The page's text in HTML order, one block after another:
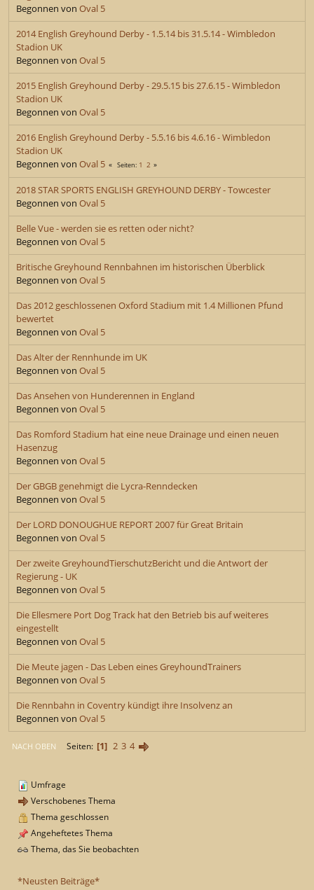
*Neusten Beiträge*
Begonnen von Oval 5
2014 English Greyhound Derby - 1.5.14 bis 31.5.14 - Wimbledon
Stadion UK
Begonnen von Oval 5
2015 English Greyhound Derby - 29.5.15 bis 27.6.15 - Wimbledon
Stadion UK
Begonnen von Oval 5
2016 English Greyhound Derby - 5.5.16 bis 4.6.16 - Wimbledon
Stadion UK
Begonnen von Oval 5 Seiten 1 2
2018 STAR SPORTS ENGLISH GREYHOUND DERBY - Towcester
Begonnen von Oval 5
Belle Vue - werden sie es retten oder nicht?
Begonnen von Oval 5
Britische Greyhound Rennbahnen im historischen Überblick
Begonnen von Oval 5
Das 2012 geschlossenen Oxford Stadium mit 1.4 Millionen Pfund
bewertet
Begonnen von Oval 5
Das Alter der Rennhunde im UK
Begonnen von Oval 5
Das Ansehen von Hunderennen in England
Begonnen von Oval 5
Das Romford Stadium hat eine neue Drainage und einen neuen
Hasenzug
Begonnen von Oval 5
Der GBGB genehmigt die Lycra-Renndecken
Begonnen von Oval 5
Der LORD DONOUGHUE REPORT 2007 für Great Britain
Begonnen von Oval 5
Der zweite GreyhoundTierschutzBericht und die Antwort der
Regierung - UK
Begonnen von Oval 5
Die Ellesmere Port Dog Track hat den Betrieb bis auf weiteres
eingestellt
Begonnen von Oval 5
Die Meute jagen - Das Leben eines GreyhoundTrainers
Begonnen von Oval 5
Die Rennbahn in Coventry kündigt ihre Insolvenz an
Begonnen von Oval 5
NACH OBEN Seiten 1 2 3 4
Umfrage
Verschobenes Thema
Thema geschlossen
Angeheftetes Thema
Thema, das Sie beobachten